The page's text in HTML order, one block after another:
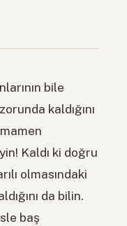
bile
kaldığını
Kaldı ki doğru
olmasındaki
da bilin.
baş